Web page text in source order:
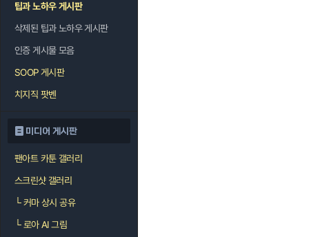
팁과 노하우 게시판
삭제된 팁과 노하우 게시판
인증 게시물 모음
SOOP 게시판
치지직 팟벤
미디어 게시판
팬아트 카툰 갤러리
스크린샷 갤러리
└커마 상시 공유
└로아 AI 그림